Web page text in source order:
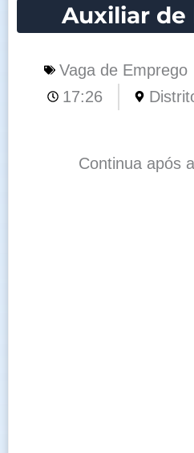
Auxiliar de
Vaga de Emprego
17:26
Continua após